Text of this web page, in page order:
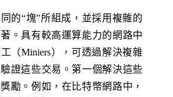
的“塊”所組成，並採用複雜的
。具有較高運算能力的網路中
（Miniers），可透過解決複雜
證這些交易。第一個解決這些
勵。例如，在比特幣網路中，